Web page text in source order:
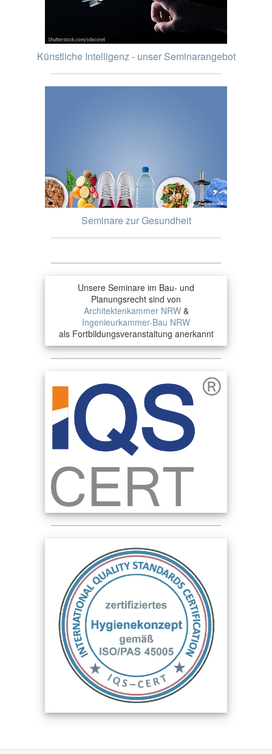
Künstliche Intelligenz - unser Seminarangebot
Seminare zur Gesundheit
Unsere Seminare im Bau- und
Planungsrecht sind von
Architektenkammer NRW&
Ingenieurkammer-Bau NRW
als Fortbildungsveranstaltung anerkannt